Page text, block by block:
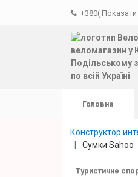
+380(
Головна
Конструктор
Сумки Sahoo
Туристичне